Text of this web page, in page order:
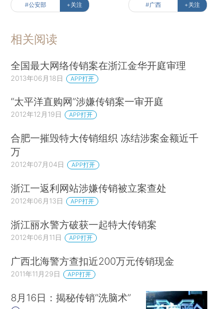
#公安部 +关注 #广西 +关注
相关阅读
全国最大网络传销案在浙江金华开庭审理
2013年06月18日 APP打开
“太平洋直购网”涉嫌传销案一审开庭
2012年12月19日 APP打开
合肥一摧毁特大传销组织 冻结涉案金额近千
万
2012年07月04日 APP打开
浙江一返利网站涉嫌传销被立案查处
2012年06月13日 APP打开
浙江丽水警方破获一起特大传销案
2012年06月11日 APP打开
广西北海警方查扣近200万元传销现金
2011年11月29日 APP打开
8月16日：揭秘传销“洗脑术”